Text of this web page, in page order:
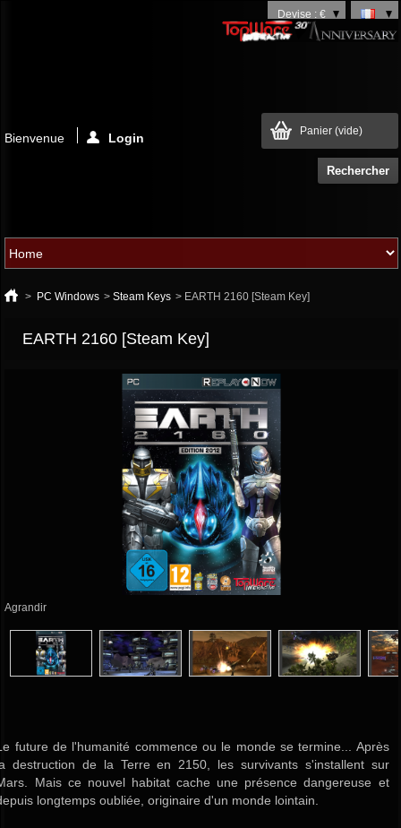
Devise : €
Panier (vide)
Bienvenue Login
> PC Windows > Steam Keys > EARTH 2160 [Steam Key]
EARTH 2160 [Steam Key]
Agrandir
future de l'humanité commence ou le monde se termine... Après
destruction de la Terre en 2150, les survivants s'installent sur
Mais ce nouvel habitat cache une présence dangereuse et
longtemps oubliée, originaire d'un monde lointain.